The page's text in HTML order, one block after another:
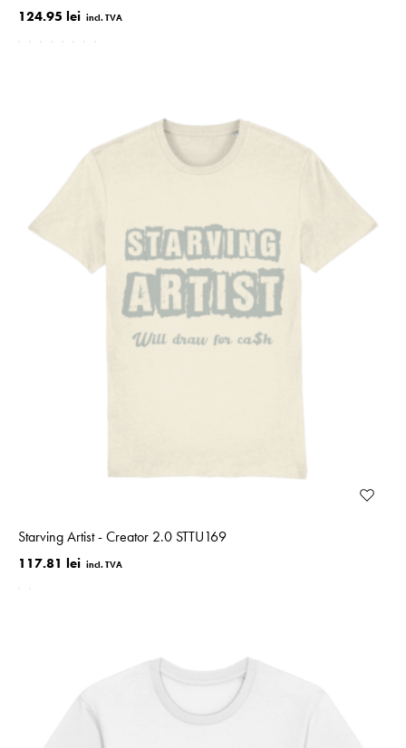
124.95 lei
Starving Artist - Creator 2.0 STTU169
117.81 lei